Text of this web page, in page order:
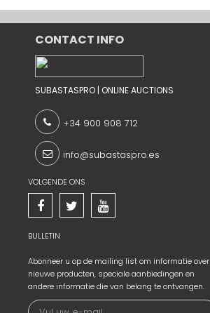
CONTACT INFO
SUBASTASPRO | ONLINE AUCTIONS
+34 900 908 712
info@subastaspro.es
VOLGENDE ONS
BULLETIN
Abonneer u op de mailing list om informatie over
nieuwe producten, speciale aanbiedingen en
andere informatie die van belang te ontvangen.